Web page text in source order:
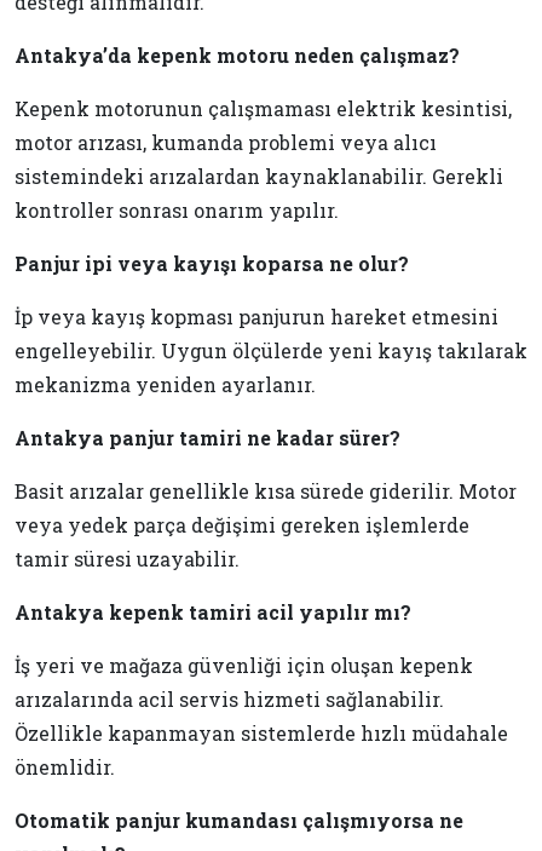
Antakya’da kepenk motoru neden çalışmaz?
Kepenk motorunun çalışmaması elektrik kesintisi,
motor arızası, kumanda problemi veya alıcı
sistemindeki arızalardan kaynaklanabilir. Gerekli
kontroller sonrası onarım yapılır.
Panjur ipi veya kayışı koparsa ne olur?
İp veya kayış kopması panjurun hareket etmesini
engelleyebilir. Uygun ölçülerde yeni kayış takılarak
mekanizma yeniden ayarlanır.
Antakya panjur tamiri ne kadar sürer?
Basit arızalar genellikle kısa sürede giderilir. Motor
veya yedek parça değişimi gereken işlemlerde
tamir süresi uzayabilir.
Antakya kepenk tamiri acil yapılır mı?
İş yeri ve mağaza güvenliği için oluşan kepenk
arızalarında acil servis hizmeti sağlanabilir.
Özellikle kapanmayan sistemlerde hızlı müdahale
önemlidir.
Otomatik panjur kumandası çalışmıyorsa ne